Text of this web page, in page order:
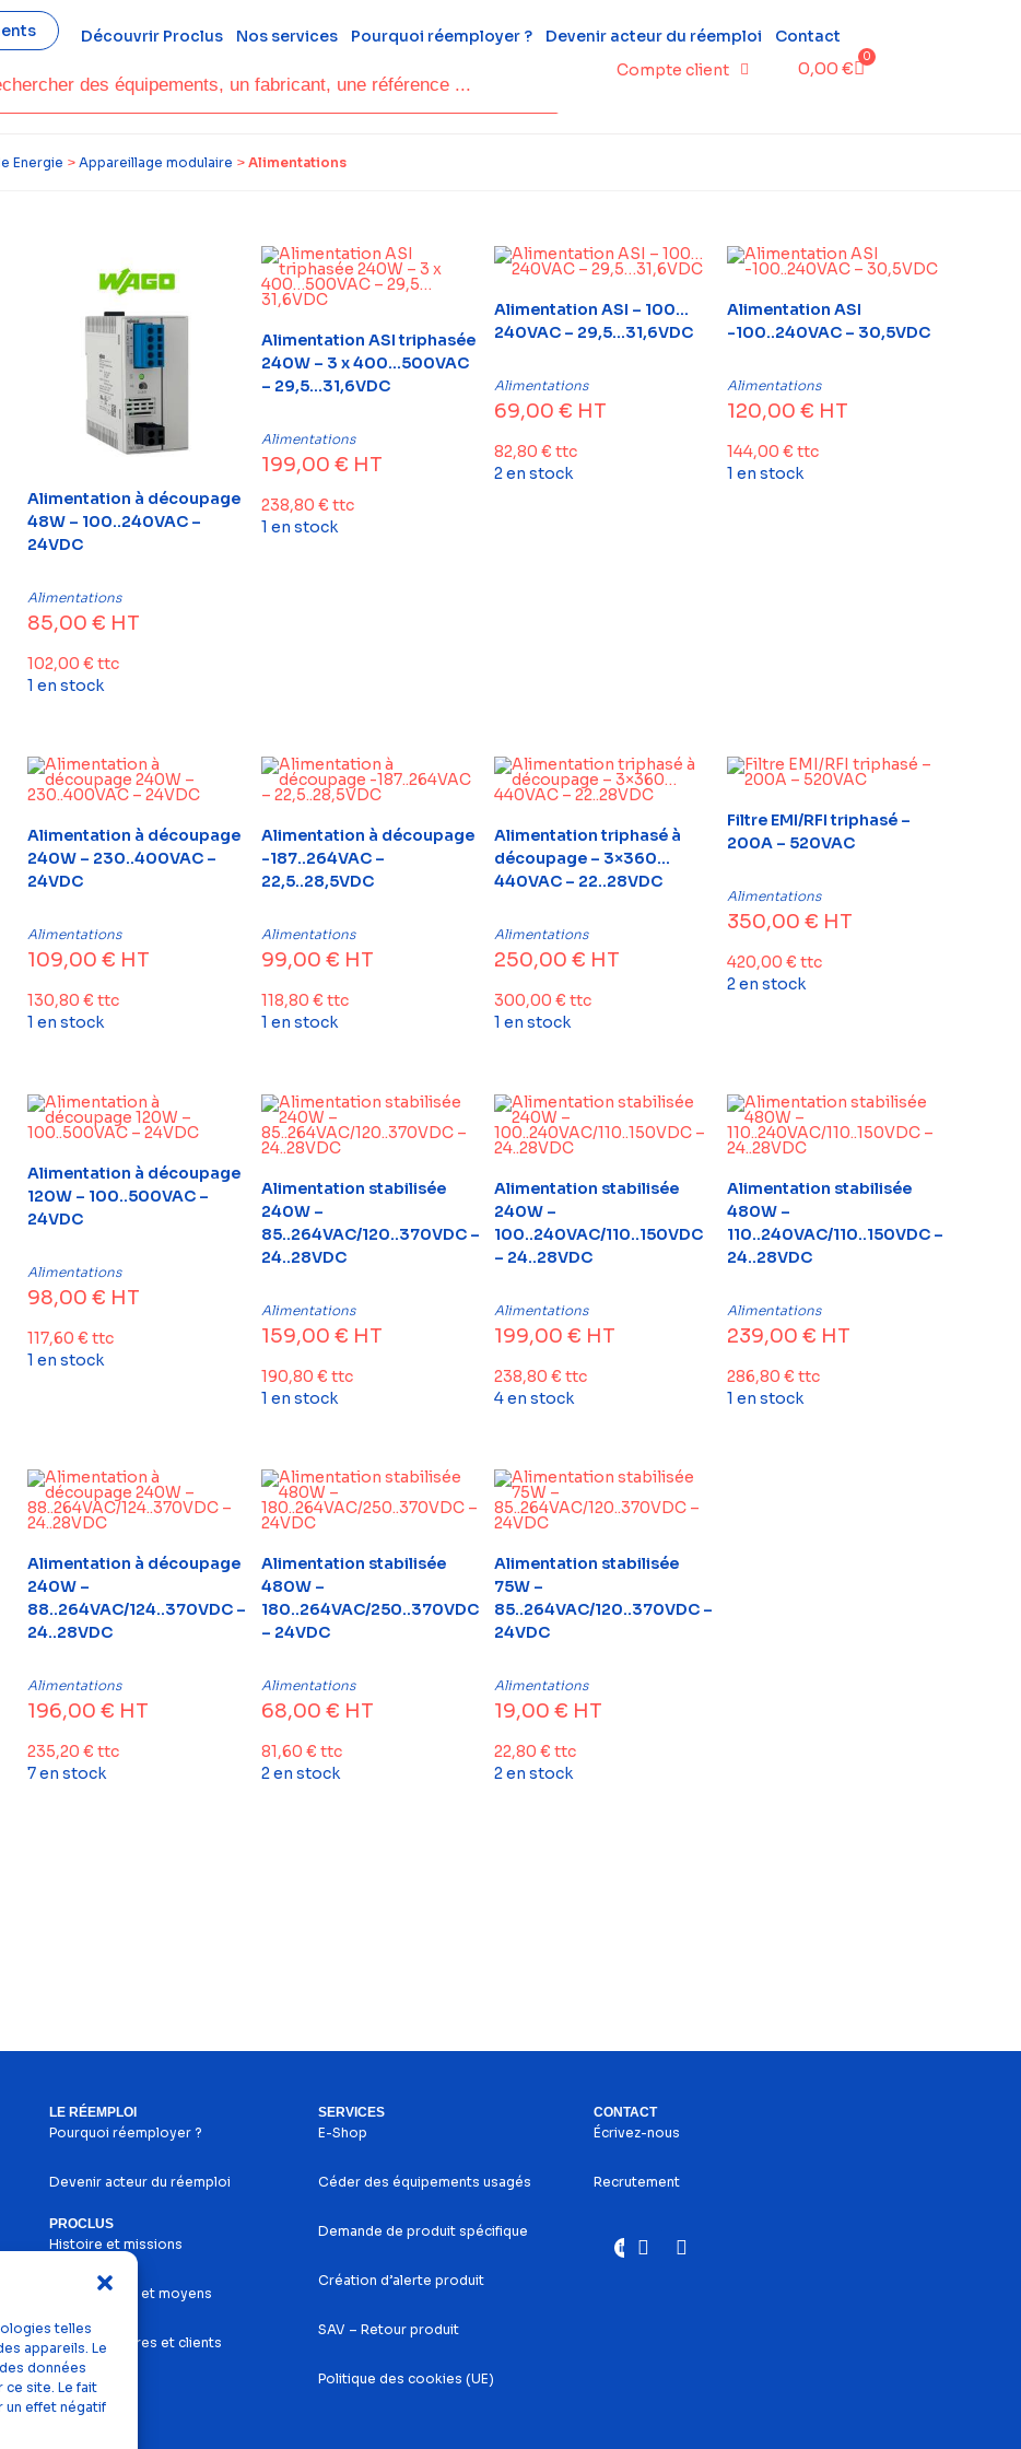
telles
appareils. Le
données
ce site. Le fait
un effet négatif
Découvrir Proclus Nos services Pourquoi réemployer ? Devenir acteur du réemploi
Contact
Compte client 0,00 €
0
Energie > Appareillage modulaire > Alimentations
Alimentation à découpage
48W – 100..240VAC –
24VDC
Alimentations
85,00€ HT
102,00€ ttc
1 en stock
Alimentation ASI triphasée
240W – 3 x 400…500VAC
– 29,5…31,6VDC
Alimentations
199,00 € HT
238,80 € ttc
1 en stock
Alimentation ASI – 100…
240VAC – 29,5…31,6VDC
Alimentations
69,00 € HT
82,80 € ttc
2 en stock
Alimentation ASI
-100..240VAC – 30,5VDC
Alimentations
120,00 € HT
144,00 € ttc
1 en stock
Alimentation à découpage
240W – 230..400VAC –
24VDC
Alimentations
109,00€ HT
130,80€ ttc
1 en stock
Alimentation à découpage
-187..264VAC –
22,5..28,5VDC
Alimentations
99,00 € HT
118,80 € ttc
1 en stock
Alimentation triphasé à
découpage – 3×360…
440VAC – 22..28VDC
Alimentations
250,00 € HT
300,00 € ttc
1 en stock
Filtre EMI/RFI triphasé –
200A – 520VAC
Alimentations
350,00 € HT
420,00 € ttc
2 en stock
Alimentation à découpage
120W – 100..500VAC –
24VDC
Alimentations
98,00€ HT
117,60€ ttc
1 en stock
Alimentation stabilisée
240W –
85..264VAC/120..370VDC –
24..28VDC
Alimentations
159,00 € HT
190,80 € ttc
1 en stock
Alimentation stabilisée
240W –
100..240VAC/110..150VDC
– 24..28VDC
Alimentations
199,00 € HT
238,80 € ttc
4 en stock
Alimentation stabilisée
480W –
110..240VAC/110..150VDC –
24..28VDC
Alimentations
239,00 € HT
286,80 € ttc
1 en stock
Alimentation à découpage
240W –
88..264VAC/124..370VDC –
24..28VDC
Alimentations
196,00€ HT
235,20€ ttc
7 en stock
Alimentation stabilisée
480W –
180..264VAC/250..370VDC
– 24VDC
Alimentations
68,00 € HT
81,60 € ttc
2 en stock
Alimentation stabilisée
75W –
85..264VAC/120..370VDC –
24VDC
Alimentations
19,00 € HT
22,80 € ttc
2 en stock
LE RÉEMPLOI
Pourquoi réemployer ?
Devenir acteur du réemploi
PROCLUS
Histoire et missions
Nos services et moyens
Nos partenaires et clients
SERVICES
E-Shop
Céder des équipements usagés
Demande de produit spécifique
Création d’alerte produit
SAV – Retour produit
Politique des cookies (UE)
CONTACT
Écrivez-nous
Recrutement